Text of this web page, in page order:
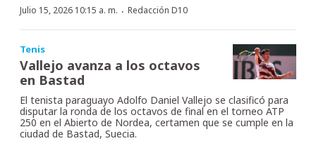
Julio 15, 2026 10:15 a. m. · Redacción D10
Tenis
Vallejo avanza a los octavos
en Bastad
El tenista paraguayo Adolfo Daniel Vallejo se clasificó para
disputar la ronda de los octavos de final en el torneo ATP
250 en el Abierto de Nordea, certamen que se cumple en la
ciudad de Bastad, Suecia.